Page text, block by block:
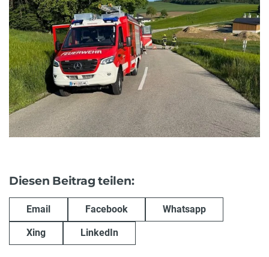
Diesen Beitrag teilen:
Email Facebook Whatsapp
Xing LinkedIn